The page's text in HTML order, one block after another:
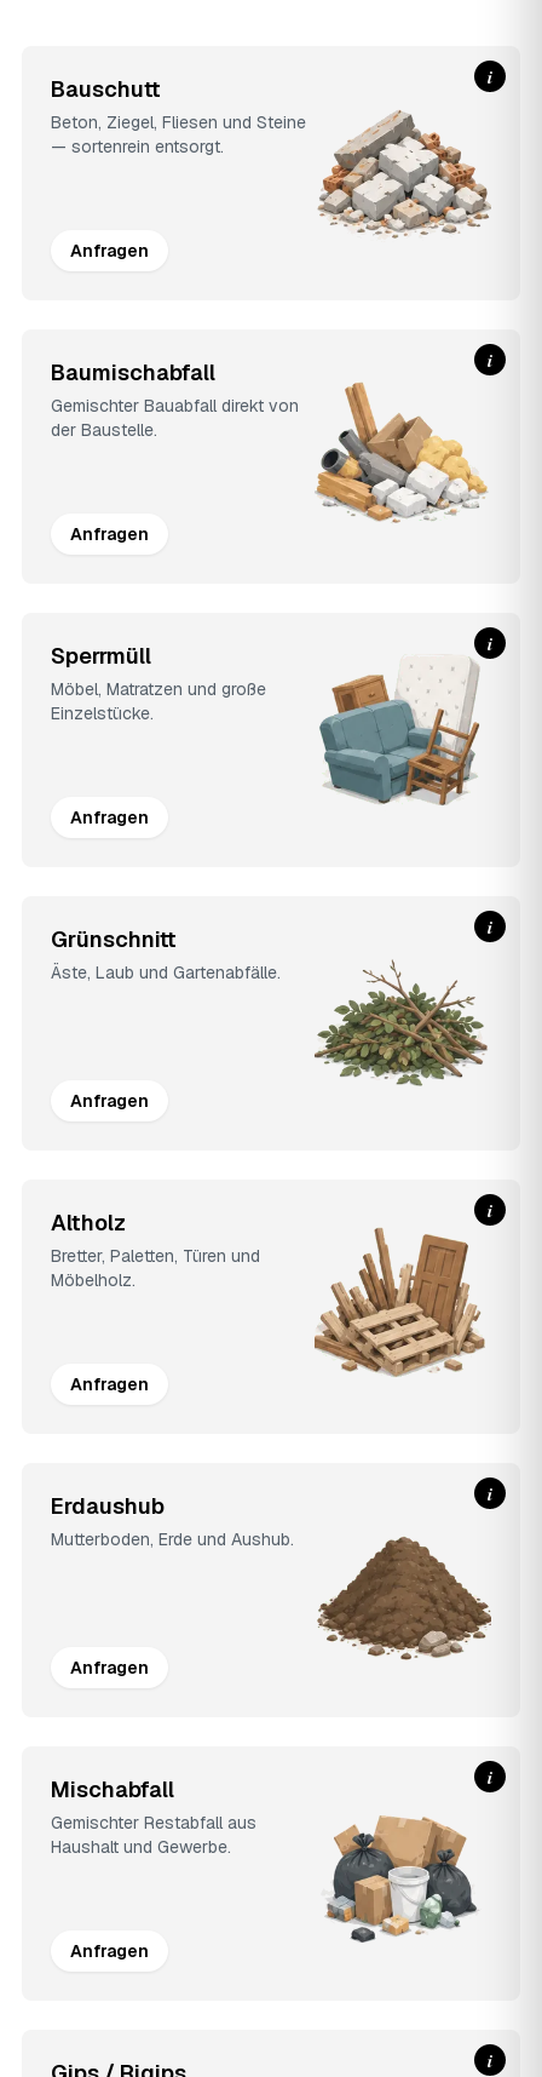
Bauschutt
Beton, Ziegel, Fliesen und Steine
— sortenrein entsorgt.
Anfragen
i
Baumischabfall
Gemischter Bauabfall direkt von
der Baustelle.
Anfragen
i
Sperrmüll
Möbel, Matratzen und große
Einzelstücke.
Anfragen
i
Grünschnitt
Äste, Laub und Gartenabfälle.
Anfragen
i
Altholz
Bretter, Paletten, Türen und
Möbelholz.
Anfragen
i
Erdaushub
Mutterboden, Erde und Aushub.
Anfragen
i
Mischabfall
Gemischter Restabfall aus
Haushalt und Gewerbe.
Anfragen
i
i